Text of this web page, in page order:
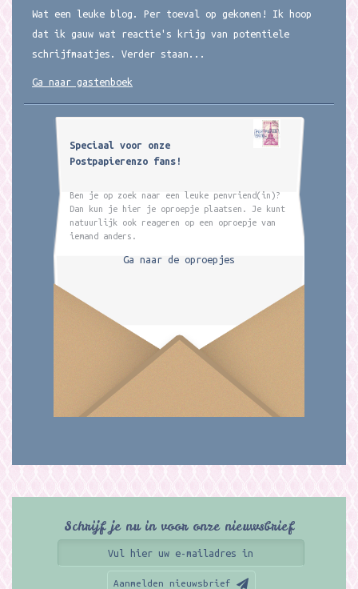
Wat een leuke blog. Per toeval op gekomen! Ik hoop
dat ik gauw wat reactie's krijg van potentiele
schrijfmaatjes. Verder staan...
Ga naar gastenboek
Speciaal voor onze
Postpapierenzo fans!
Ben je op zoek naar een leuke penvriend(in)?
Dan kun je hier je oproepje plaatsen. Je kunt
natuurlijk ook reageren op een oproepje van
iemand anders.
Ga naar de oproepjes
Schrijf je nu in voor onze nieuwsbrief
Aanmelden nieuwsbrief